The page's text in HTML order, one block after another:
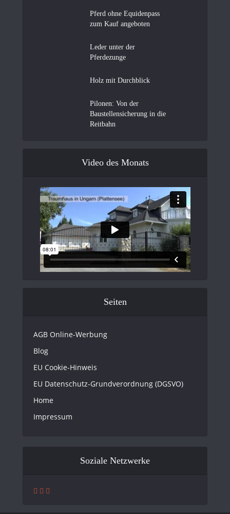
Pferd ohne Equidenpass
zum Kauf angeboten
Leder unter der
Pferdezunge
Holz mit Durchblick
Pilonen: Von der
Baustellensicherung in die
Reitbahn
Video des Monats
Seiten
AGB Online-Werbung
Blog
EU Cookie-Hinweis
EU Datenschutz-Grundverordnung (DGSVO)
Home
Impressum
Soziale Netzwerke